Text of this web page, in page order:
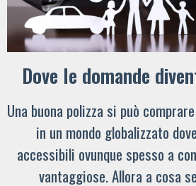
Dove le domande
Una buona polizza si può
in un mondo globalizzato
accessibili ovunque spesso a
vantaggiose. Allora a cosa